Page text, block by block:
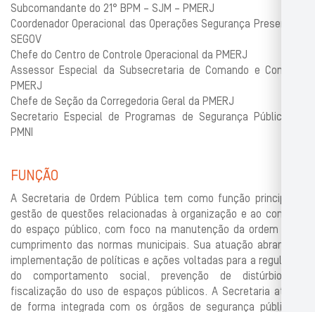
Subcomandante do 21° BPM – SJM – PMERJ
Coordenador Operacional das Operações Segurança Presente –
SEGOV
Chefe do Centro de Controle Operacional da PMERJ
Assessor Especial da Subsecretaria de Comando e Controle
PMERJ
Chefe de Seção da Corregedoria Geral da PMERJ
Secretario Especial de Programas de Segurança Pública da
PMNI
FUNÇÃO
A Secretaria de Ordem Pública tem como função principal a
gestão de questões relacionadas à organização e ao controle
do espaço público, com foco na manutenção da ordem e no
cumprimento das normas municipais. Sua atuação abrange a
implementação de políticas e ações voltadas para a regulação
do comportamento social, prevenção de distúrbios e
fiscalização do uso de espaços públicos. A Secretaria atuará
de forma integrada com os órgãos de segurança pública e